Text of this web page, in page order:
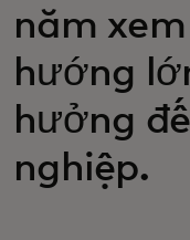
năm
hướng
hưởng
nghiệp.